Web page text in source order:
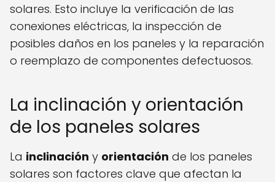
solares. Esto incluye la verificación de las
conexiones eléctricas, la inspección de
posibles daños en los paneles y la reparación
o reemplazo de componentes defectuosos.
La inclinación y orientación
de los paneles solares
La inclinación y orientación de los paneles
solares son factores clave que afectan la